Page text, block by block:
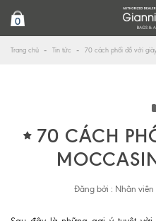
0
Trang chủ Tin tức 70 cách phối đồ với
70 CÁCH
Đăng bởi : Nhân viên